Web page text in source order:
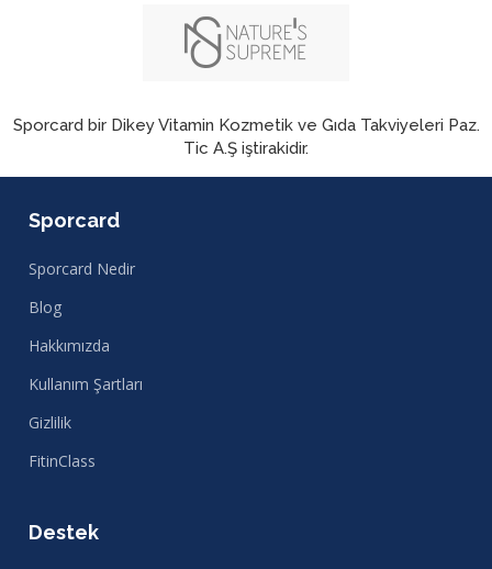
Sporcard bir Dikey Vitamin Kozmetik ve Gıda Takviyeleri Paz.
Tic A.Ş iştirakidir.
Sporcard
Sporcard Nedir
Blog
Hakkımızda
Kullanım Şartları
Gizlilik
FitinClass
Destek